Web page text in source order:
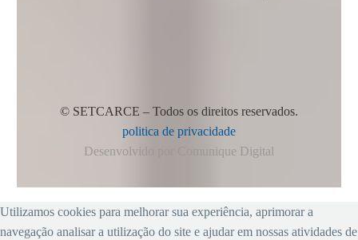
© SETCARCE – Todos os direitos reservados.
politica de privacidade
Desenvolvido por Comunique Digital
Utilizamos cookies para melhorar sua experiência, aprimorar a
navegação analisar a utilização do site e ajudar em nossas atividades de